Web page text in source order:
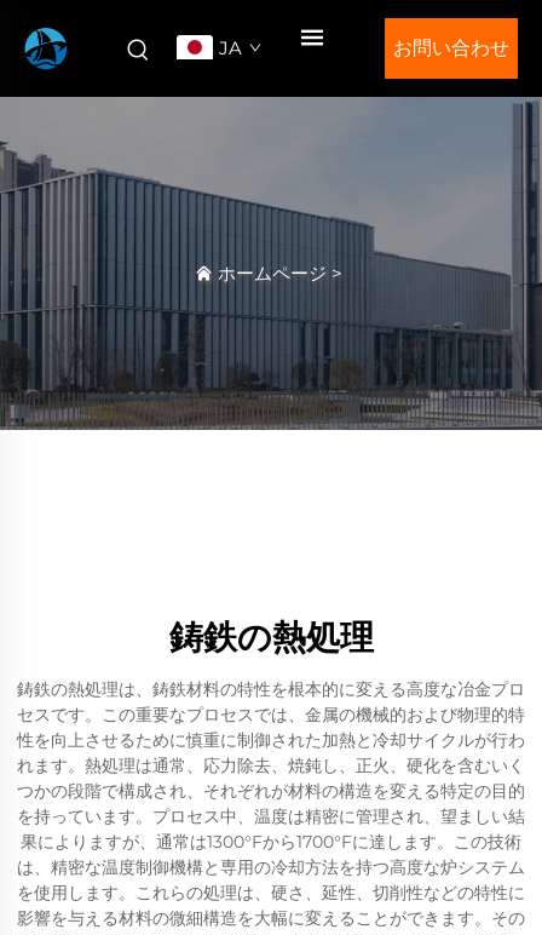
JA お問い合わせ
ホームページ >
鋳鉄の熱処理
鋳鉄の熱処理は、鋳鉄材料の特性を根本的に変える高度な冶金プロ
セスです。この重要なプロセスでは、金属の機械的および物理的特
性を向上させるために慎重に制御された加熱と冷却サイクルが行わ
れます。熱処理は通常、応力除去、焼鈍し、正火、硬化を含むいく
つかの段階で構成され、それぞれが材料の構造を変える特定の目的
を持っています。プロセス中、温度は精密に管理され、望ましい結
果によりますが、通常は1300°Fから1700°Fに達します。この技術
は、精密な温度制御機構と専用の冷却方法を持つ高度な炉システム
を使用します。これらの処理は、硬さ、延性、切削性などの特性に
影響を与える材料の微細構造を大幅に変えることができます。その